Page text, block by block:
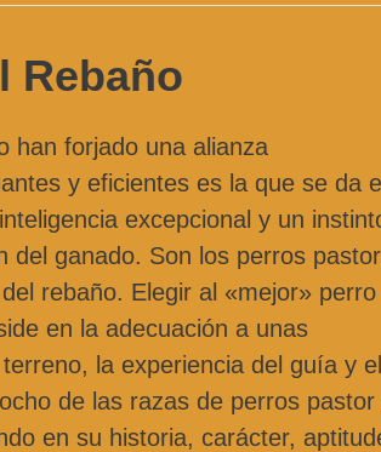
Rebaño
han forjado una alianza
y eficientes es la que se da
excepcional y un
del ganado. Son los perros
rebaño. Elegir al «mejor» perro
en la adecuación a unas
la experiencia del guía y el
de las razas de perros pastor
en su historia, carácter,